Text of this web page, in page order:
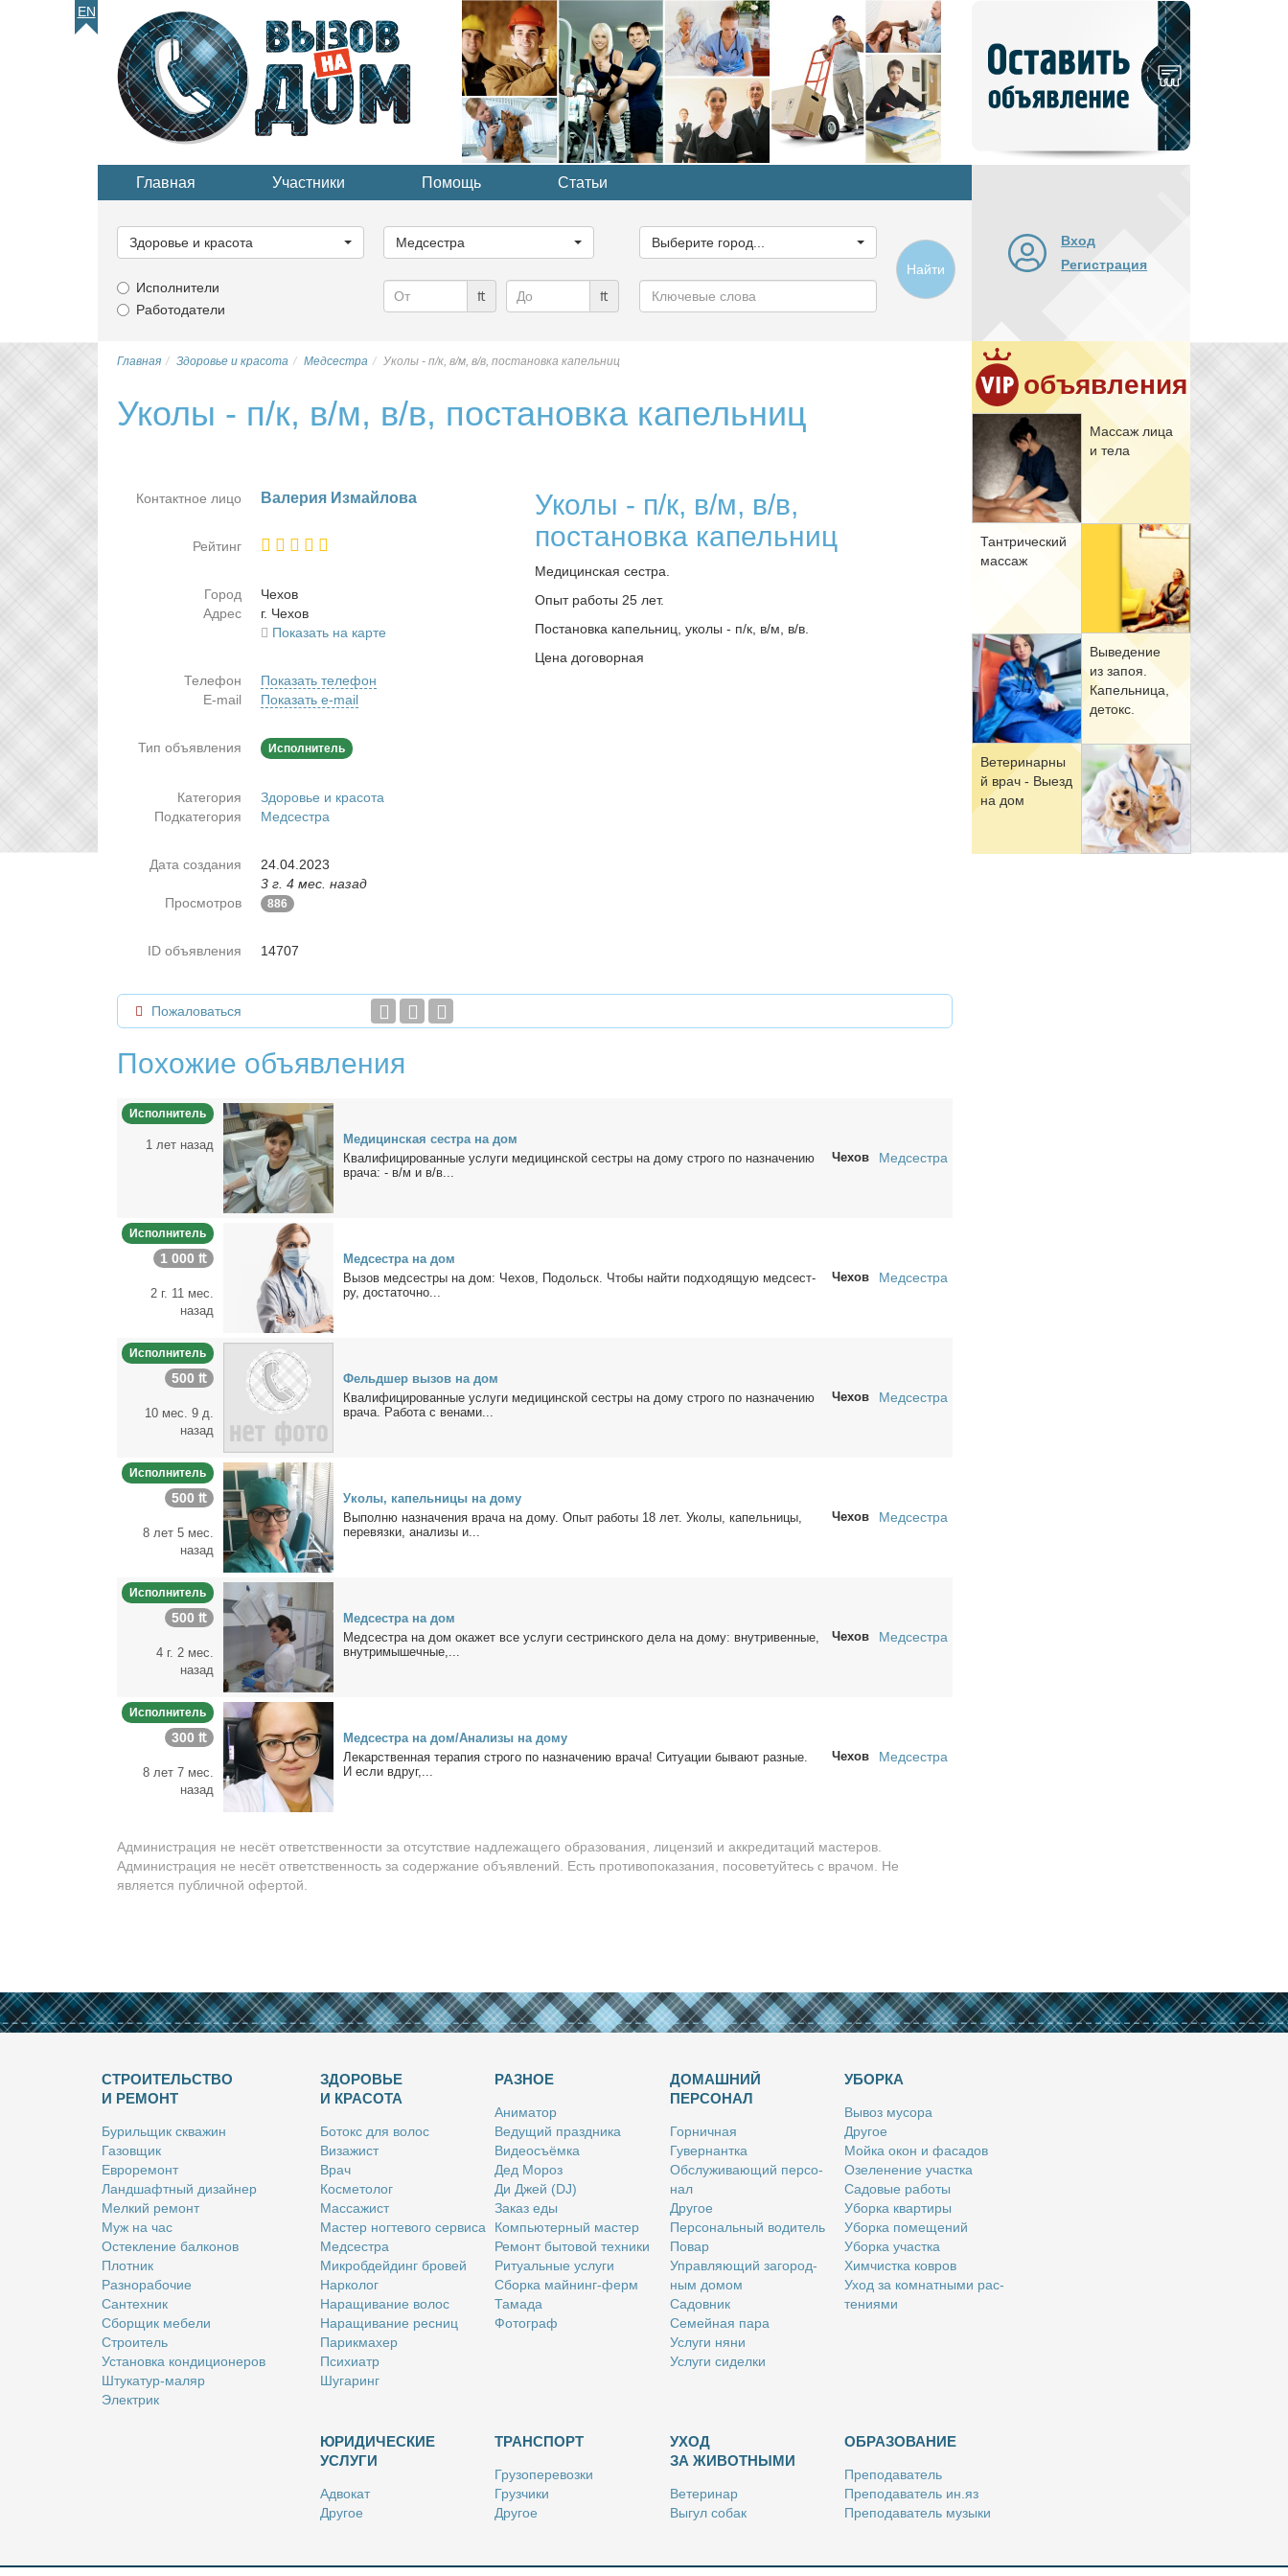
EN
объявление
Главная Участники Помощь Статьи
категорию...
Здоровье и красота
категорию...
Медсестра
город...
Выберите город...
Исполнители
Работодатели
₶ ₶
Ключевые
слова
Найти
Вход
Регистрация
объявления
Мас­саж ли­ца
и те­ла
Тан­три­че­ский
мас­саж
Вы­ве­де­ние
из за­поя.
Ка­пель­ни­ца,
де­токс.
Ве­те­ри­нар­ны
й врач - Вы­езд
на дом
Главная Здоровье и красота Медсестра Уколы - п/к, в/м, в/в, постановка капельниц
Уколы - п/к, в/м, в/в, постановка капельниц
Уколы - п/к, в/м, в/в,
постановка капельниц
Медицинская сестра.
Опыт работы 25 лет.
Постановка капельниц, уколы - п/к, в/м, в/в.
Цена договорная
Контактное лицо Ва­ле­рия Из­май­ло­ва
Рейтинг
Город
Че­хов
Адрес
г. Че­хов
Показать на карте
Телефон
Показать телефон
E-mail
Показать e-mail
Тип объявления Исполнитель
Категория
Здоровье и красота
Подкатегория
Медсестра
Дата создания
24.04.2023
3 г. 4 мес. назад
Просмотров
886
ID объявления 14707
Пожаловаться
Похожие объявления
Исполнитель
1 лет назад
Ме­ди­цин­ская сест­ра на дом
Ква­ли­фи­ци­ро­ван­ные услу­ги ме­ди­цин­ской сест­ры на до­му стро­го по на­зна­че­нию
вра­ча: - в/м и в/в...
Чехов Медсестра
Исполнитель
1 000 ₶
2 г. 11 мес.
назад
Мед­сест­ра на дом
Вы­зов мед­сест­ры на дом: Че­хов, По­дольск. Чтобы най­ти под­хо­дя­щую мед­сест­
ру, до­ста­точ­но...
Чехов Медсестра
Исполнитель
500 ₶
10 мес. 9 д.
назад
Фельд­шер вы­зов на дом
Ква­ли­фи­ци­ро­ван­ные услу­ги ме­ди­цин­ской сест­ры на до­му стро­го по на­зна­че­нию
вра­ча. Ра­бо­та с ве­на­ми...
Чехов Медсестра
Исполнитель
500 ₶
8 лет 5 мес.
назад
Уко­лы, ка­пель­ни­цы на до­му
Вы­пол­ню на­зна­че­ния вра­ча на до­му. Опыт ра­бо­ты 18 лет. Уко­лы, ка­пель­ни­цы,
пе­ре­вяз­ки, ана­ли­зы и...
Чехов Медсестра
Исполнитель
500 ₶
4 г. 2 мес.
назад
Мед­сест­ра на дом
Мед­сест­ра на дом ока­жет все услу­ги сест­рин­ско­го де­ла на до­му: внут­ри­вен­ные,
внут­ри­мы­шеч­ные,...
Чехов Медсестра
Исполнитель
300 ₶
8 лет 7 мес.
назад
Мед­сест­ра на дом/Ана­ли­зы на до­му
Ле­кар­ствен­ная те­ра­пия стро­го по на­зна­че­нию вра­ча! Си­ту­а­ции бы­ва­ют раз­ные.
И ес­ли вдруг,...
Чехов Медсестра
Администрация не несёт ответственности за отсутствие надлежащего образования, лицензий и аккредитаций мастеров.
Администрация не несёт ответственность за содержание объявлений. Есть противопоказания, посоветуйтесь с врачом. Не
является публичной офертой.
СТРОИТЕЛЬСТВО
И РЕМОНТ
Бу­риль­щик сква­жин
Га­зов­щик
Ев­ро­ре­монт
Ланд­шафт­ный ди­зай­нер
Мел­кий ре­монт
Муж на час
Остек­ле­ние бал­ко­нов
Плот­ник
Раз­но­ра­бо­чие
Сан­тех­ник
Сбор­щик ме­бе­ли
Стро­и­тель
Уста­нов­ка кон­ди­ци­о­не­ров
Шту­ка­тур-ма­ляр
Элек­трик
ЗДОРОВЬЕ
И КРАСОТА
Бо­токс для во­лос
Ви­за­жист
Врач
Кос­ме­то­лог
Мас­са­жист
Ма­стер ног­те­во­го сер­ви­са
Мед­сест­ра
Мик­роб­дей­динг бро­вей
Нар­ко­лог
На­ра­щи­ва­ние во­лос
На­ра­щи­ва­ние рес­ниц
Па­рик­махер
Пси­хи­атр
Шу­га­ринг
РАЗНОЕ
Ани­ма­тор
Ве­ду­щий празд­ни­ка
Ви­део­съём­ка
Дед Мо­роз
Ди Джей (DJ)
За­каз еды
Ком­пью­тер­ный ма­стер
Ре­монт бы­то­вой тех­ни­ки
Ри­ту­аль­ные услу­ги
Сбор­ка май­нинг-ферм
Та­ма­да
Фо­то­граф
ДОМАШНИЙ
ПЕРСОНАЛ
Гор­нич­ная
Гу­вер­нант­ка
Об­слу­жи­ва­ю­щий пер­со­
нал
Дру­гое
Пер­со­наль­ный во­ди­тель
По­вар
Управ­ля­ю­щий за­го­род­
ным до­мом
Са­дов­ник
Се­мей­ная па­ра
Услу­ги ня­ни
Услу­ги си­дел­ки
УБОРКА
Вы­воз му­со­ра
Дру­гое
Мой­ка окон и фа­са­дов
Озе­ле­не­ние участ­ка
Са­до­вые ра­бо­ты
Убор­ка квар­ти­ры
Убор­ка по­ме­ще­ний
Убор­ка участ­ка
Хим­чист­ка ков­ров
Уход за ком­нат­ны­ми рас­
те­ни­я­ми
ЮРИДИЧЕСКИЕ
УСЛУГИ
Адво­кат
Дру­гое
Ри­эл­тор
ТРАНСПОРТ
Гру­зо­пе­ре­воз­ки
Груз­чи­ки
Дру­гое
Так­си
УХОД
ЗА ЖИВОТНЫМИ
Ве­те­ри­нар
Вы­гул со­бак
Стриж­ка жи­вот­ных
ОБРАЗОВАНИЕ
Пре­по­да­ва­тель
Пре­по­да­ва­тель ин.яз
Пре­по­да­ва­тель му­зы­ки